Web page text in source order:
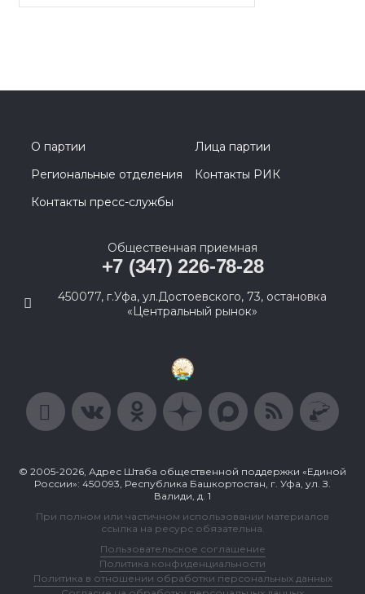
О партии
Лица партии
Региональные отделения
Контакты РИК
Контакты пресс-службы
Общественная приемная
+7 (347) 226-78-28
450077, г.Уфа, ул.Достоевского, 73, остановка
«Центральный рынок»
© 2005-2026, Адрес Штаба общественной поддержки «Единой
России»: 450093, Республика Башкортостан, г. Уфа, ул. З.
Валиди, д. 1
При полном или частичном использовании материалов
ссылка на ресурс обязательна.
Пользовательское соглашение
Политика конфиденциальности
Политика в отношении обработки персональных данных